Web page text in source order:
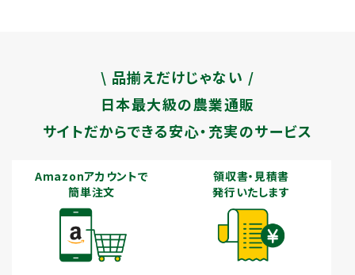
\ 品揃えだけじゃない /
日本最大級の農業通販
サイトだからできる安心・充実のサービス
Amazonアカウントで
簡単注文
領収書・見積書
発行いたします